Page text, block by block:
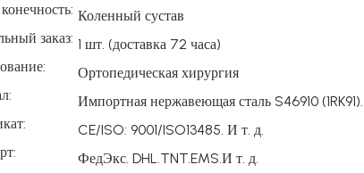
Коленный сустав
заказ: 1 шт. (доставка 72 часа)
Ортопедическая хирургия
Импортная нержавеющая сталь S46910 (1RK91).
CE/ISO: 9001/ISO13485. И т. д.
ФедЭкс. DHL.TNT.EMS.И т. д.